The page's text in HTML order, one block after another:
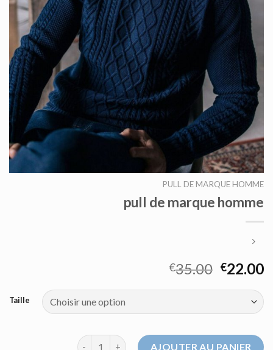
PULL DE MARQUE HOMME
pull de marque homme
€35.00 €22.00
Taille
quantité de pull de marque homme
AJOUTER AU PANIER